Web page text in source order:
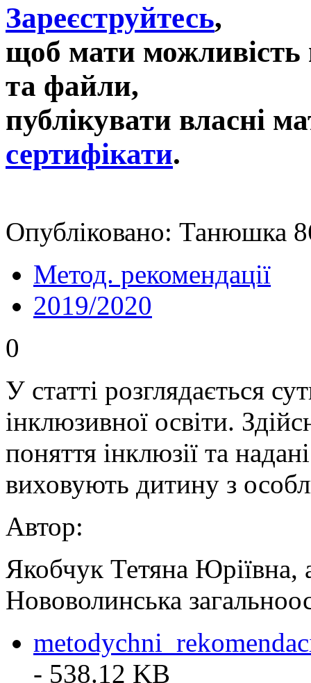
Зареєструйтесь,
щоб мати можливість
та файли,
публікувати власні
сертифікати.
Опубліковано: Танюшка
Метод. рекомендації
2019/2020
0
У статті розглядається
інклюзивної освіти.
поняття інклюзії та
виховують дитину з
Автор:
Якобчук Тетяна Юріївна,
Нововолинська
- 538.12 KB